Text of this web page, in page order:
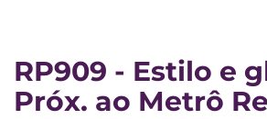
RP909 - Estilo e
Próx. ao Metrô